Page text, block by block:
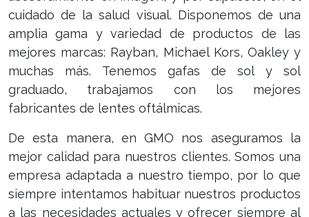
cuidado de la salud visual. Disponemos de una
amplia gama y variedad de productos de las
mejores marcas: Rayban, Michael Kors, Oakley y
muchas más. Tenemos gafas de sol y sol
graduado, trabajamos con los mejores
fabricantes de lentes oftálmicas.
De esta manera, en GMO nos aseguramos la
mejor calidad para nuestros clientes. Somos una
empresa adaptada a nuestro tiempo, por lo que
siempre intentamos habituar nuestros productos
a las necesidades actuales y ofrecer siempre al